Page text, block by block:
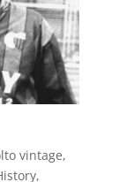
vintage,
,